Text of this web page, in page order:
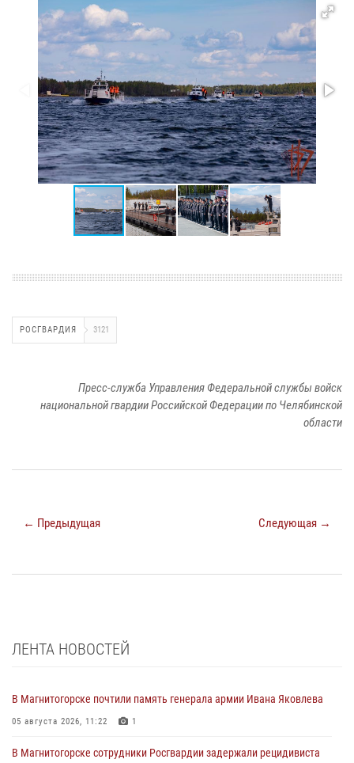
РОСГВАРДИЯ 3121
Пресс-служба Управления Федеральной службы войск
национальной гвардии Российской Федерации по Челябинской
области
← Предыдущая Следующая →
ЛЕНТА НОВОСТЕЙ
В Магнитогорске почтили память генерала армии Ивана Яковлева
05 августа 2026, 11:22 1
В Магнитогорске сотрудники Росгвардии задержали рецидивиста